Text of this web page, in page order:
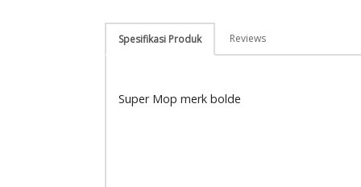
Spesifikasi Produk Reviews
Super Mop merk bolde